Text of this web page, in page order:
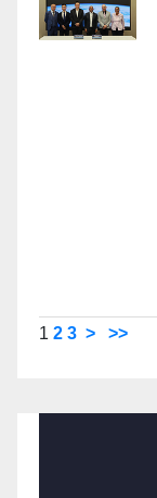
1 2 3 > >>